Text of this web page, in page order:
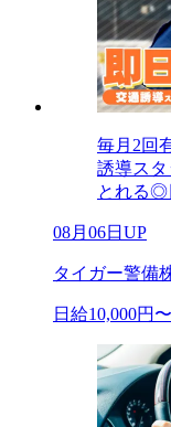
毎月2回
誘導スタ
とれる◎
08月06日UP
タイガー警備
日給10,000円